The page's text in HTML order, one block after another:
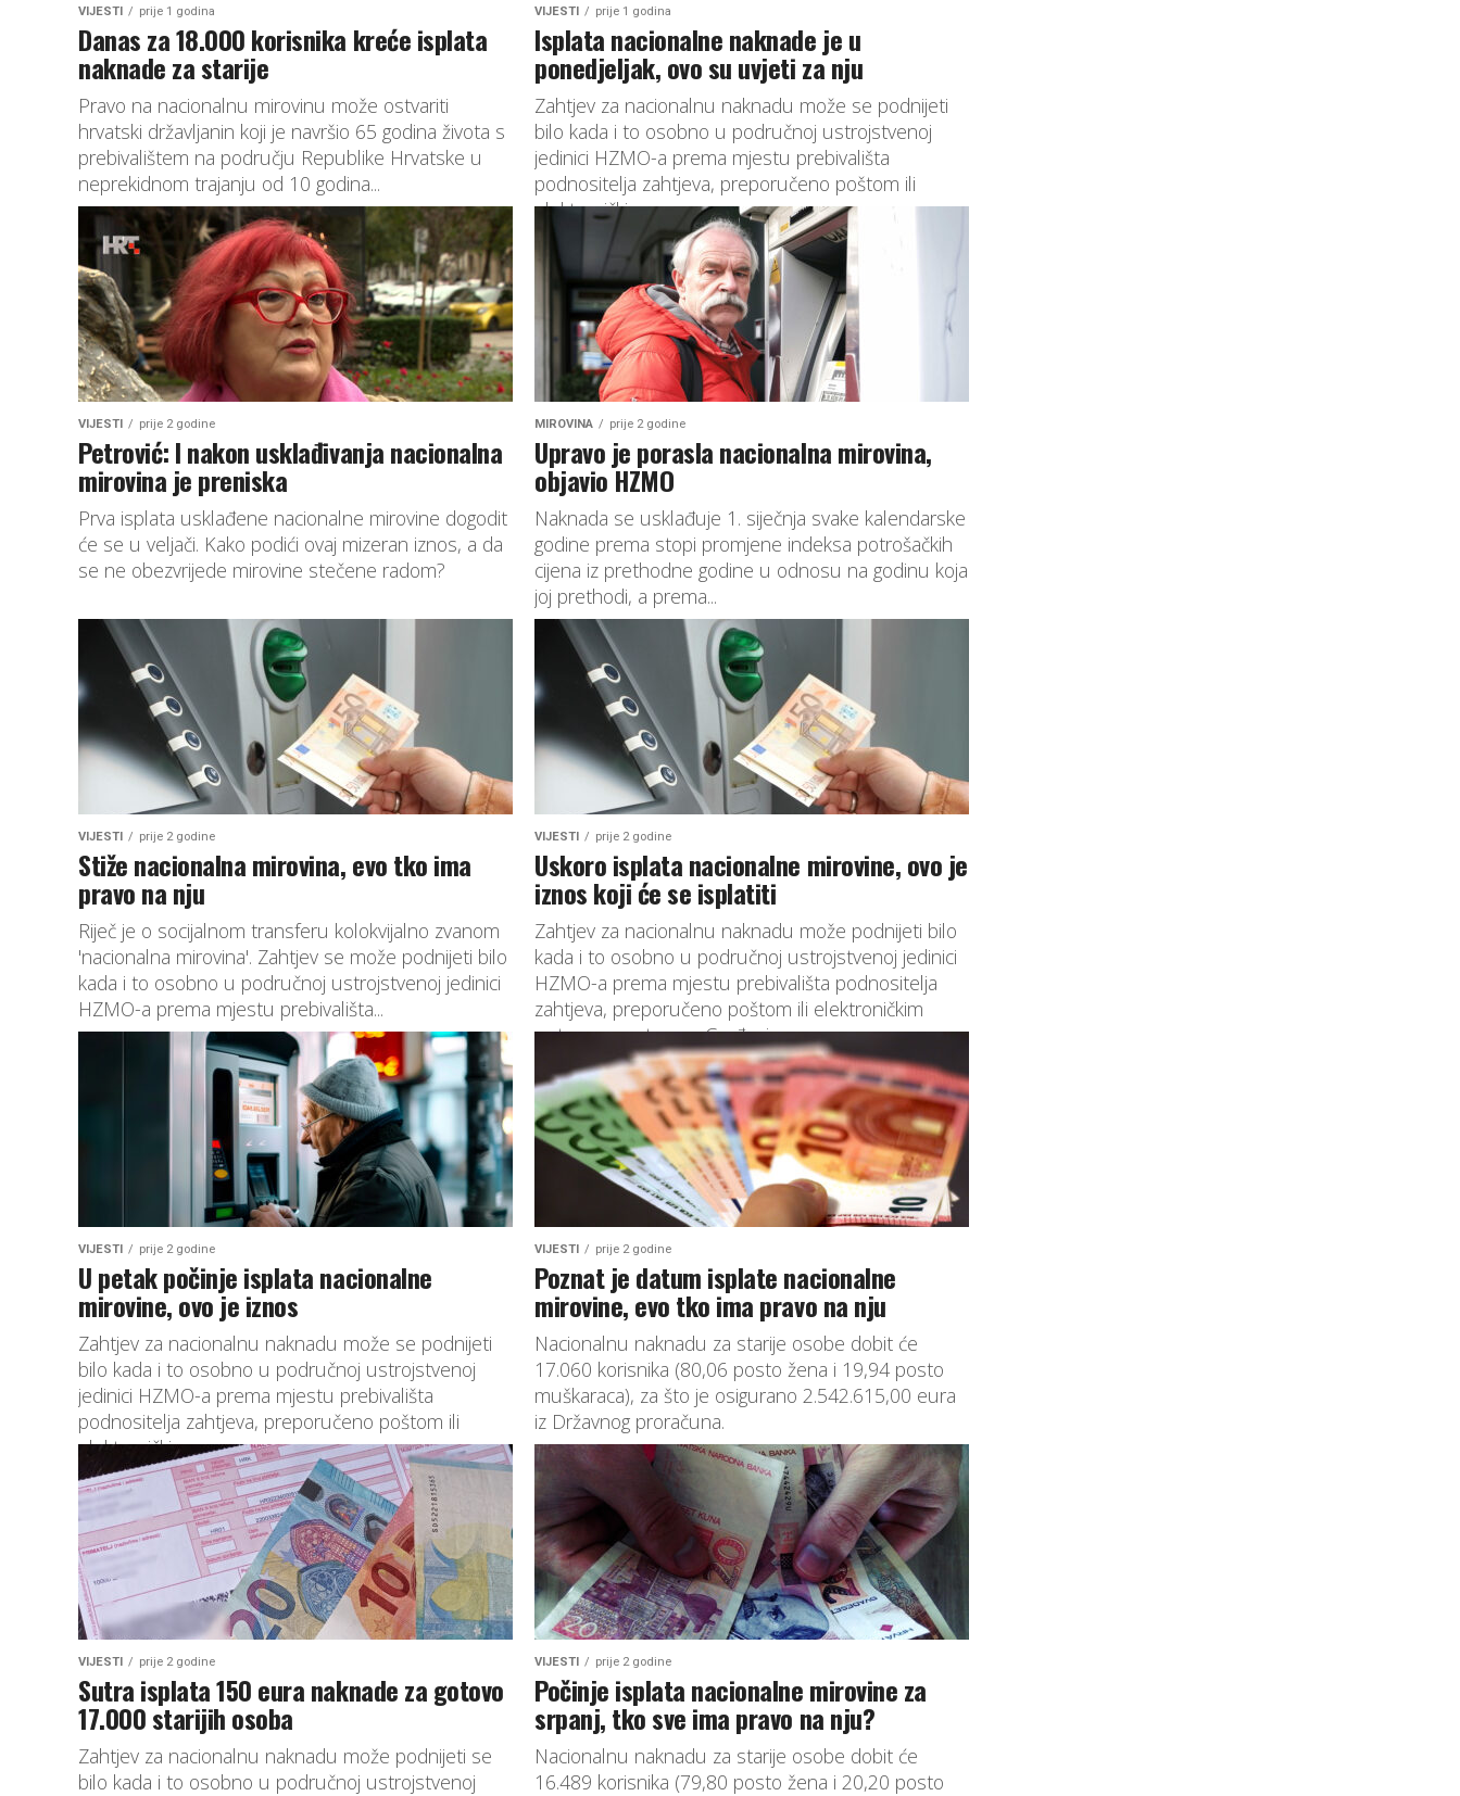
VIJESTI prije 1 godina
Danas za 18.000 korisnika kreće isplata
naknade za starije
Pravo na nacionalnu mirovinu može ostvariti
hrvatski državljanin koji je navršio 65 godina života s
prebivalištem na području Republike Hrvatske u
neprekidnom trajanju od 10 godina...
VIJESTI prije 1 godina
Isplata nacionalne naknade je u
ponedjeljak, ovo su uvjeti za nju
Zahtjev za nacionalnu naknadu može se podnijeti
bilo kada i to osobno u područnoj ustrojstvenoj
jedinici HZMO-a prema mjestu prebivališta
podnositelja zahtjeva, preporučeno poštom ili
elektroničkim...
VIJESTI prije 2 godine
Petrović: I nakon usklađivanja nacionalna
mirovina je preniska
Prva isplata usklađene nacionalne mirovine dogodit
će se u veljači. Kako podići ovaj mizeran iznos, a da
se ne obezvrijede mirovine stečene radom?
MIROVINA prije 2 godine
Upravo je porasla nacionalna mirovina,
objavio HZMO
Naknada se usklađuje 1. siječnja svake kalendarske
godine prema stopi promjene indeksa potrošačkih
cijena iz prethodne godine u odnosu na godinu koja
joj prethodi, a prema...
VIJESTI prije 2 godine
Stiže nacionalna mirovina, evo tko ima
pravo na nju
Riječ je o socijalnom transferu kolokvijalno zvanom
'nacionalna mirovina'. Zahtjev se može podnijeti bilo
kada i to osobno u područnoj ustrojstvenoj jedinici
HZMO-a prema mjestu prebivališta...
VIJESTI prije 2 godine
Uskoro isplata nacionalne mirovine, ovo je
iznos koji će se isplatiti
Zahtjev za nacionalnu naknadu može podnijeti bilo
kada i to osobno u područnoj ustrojstvenoj jedinici
HZMO-a prema mjestu prebivališta podnositelja
zahtjeva, preporučeno poštom ili elektroničkim
putem u sustavu e-Građani.
VIJESTI prije 2 godine
U petak počinje isplata nacionalne
mirovine, ovo je iznos
Zahtjev za nacionalnu naknadu može se podnijeti
bilo kada i to osobno u područnoj ustrojstvenoj
jedinici HZMO-a prema mjestu prebivališta
podnositelja zahtjeva, preporučeno poštom ili
elektroničkim...
VIJESTI prije 2 godine
Poznat je datum isplate nacionalne
mirovine, evo tko ima pravo na nju
Nacionalnu naknadu za starije osobe dobit će
17.060 korisnika (80,06 posto žena i 19,94 posto
muškaraca), za što je osigurano 2.542.615,00 eura
iz Državnog proračuna.
VIJESTI prije 2 godine
Sutra isplata 150 eura naknade za gotovo
17.000 starijih osoba
Zahtjev za nacionalnu naknadu može podnijeti se
bilo kada i to osobno u područnoj ustrojstvenoj
VIJESTI prije 2 godine
Počinje isplata nacionalne mirovine za
srpanj, tko sve ima pravo na nju?
Nacionalnu naknadu za starije osobe dobit će
16.489 korisnika (79,80 posto žena i 20,20 posto